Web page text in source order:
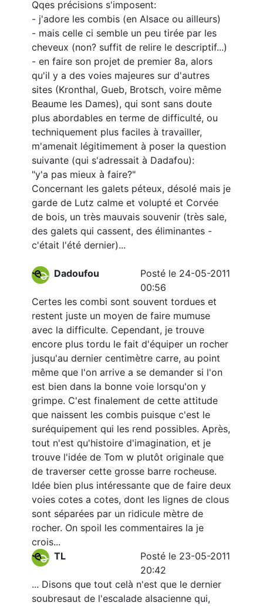
Qqes précisions s'imposent:
- j'adore les combis (en Alsace ou ailleurs)
- mais celle ci semble un peu tirée par les
cheveux (non? suffit de relire le descriptif...)
- en faire son projet de premier 8a, alors
qu'il y a des voies majeures sur d'autres
sites (Kronthal, Gueb, Brotsch, voire même
Beaume les Dames), qui sont sans doute
plus abordables en terme de difficulté, ou
techniquement plus faciles à travailler,
m'amenait légitimement à poser la question
suivante (qui s'adressait à Dadafou):
"y'a pas mieux à faire?"
Concernant les galets péteux, désolé mais je
garde de Lutz calme et volupté et Corvée
de bois, un très mauvais souvenir (très sale,
des galets qui cassent, des éliminantes -
c'était l'été dernier)...
Dadoufou
Posté le 24-05-2011
00:56
Certes les combi sont souvent tordues et
restent juste un moyen de faire mumuse
avec la difficulte. Cependant, je trouve
encore plus tordu le fait d'équiper un rocher
jusqu'au dernier centimètre carre, au point
même que l'on arrive a se demander si l'on
est bien dans la bonne voie lorsqu'on y
grimpe. C'est finalement de cette attitude
que naissent les combis puisque c'est le
suréquipement qui les rend possibles. Après,
tout n'est qu'histoire d'imagination, et je
trouve l'idée de Tom w plutôt originale que
de traverser cette grosse barre rocheuse.
Idée bien plus intéressante que de faire deux
voies cotes a cotes, dont les lignes de clous
sont séparées par un ridicule mètre de
rocher. On spoil les commentaires la je
crois...
TL
Posté le 23-05-2011
20:42
... Disons que tout celà n'est que le dernier
soubresaut de l'escalade alsacienne qui,